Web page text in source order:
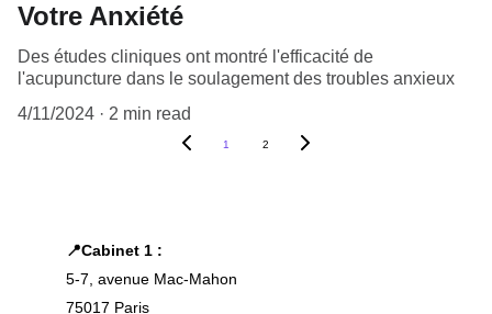
Votre Anxiété
Des études cliniques ont montré l'efficacité de
l'acupuncture dans le soulagement des troubles anxieux
4/11/2024
2 min read
1 2
📍Cabinet 1 :
5-7, avenue Mac-Mahon
75017 Paris